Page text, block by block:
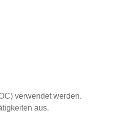
verwendet werden.
aus.